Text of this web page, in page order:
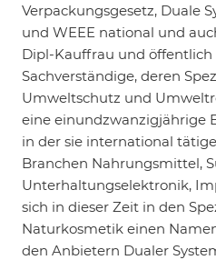
Verpackungsgesetz, Duale
und WEEE national und
Dipl-Kauffrau und öffentlich
Sachverständige, deren
Umweltschutz und
eine einundzwanzigjährige
in der sie international
Branchen Nahrungsmittel,
Unterhaltungselektronik,
sich in dieser Zeit in den
Naturkosmetik einen
den Anbietern Dualer